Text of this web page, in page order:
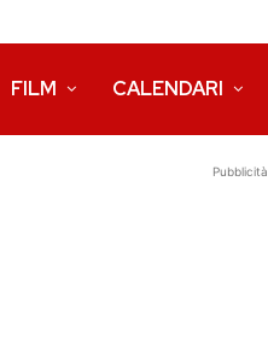
FILM CALENDARI
Pubblicità